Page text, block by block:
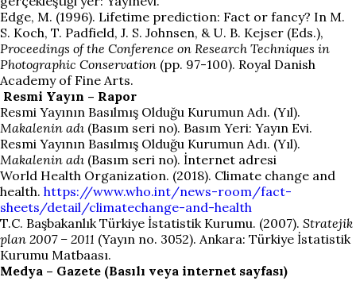
Edge, M. (1996). Lifetime prediction: Fact or fancy? In M.
S. Koch, T. Padfield, J. S. Johnsen, & U. B. Kejser (Eds.),
Proceedings of the Conference on Research Techniques in
Photographic Conservation (pp. 97-100). Royal Danish
Academy of Fine Arts.
Resmi Yayın – Rapor
Resmi Yayının Basılmış Olduğu Kurumun Adı. (Yıl).
Makalenin adı (Basım seri no). Basım Yeri: Yayın Evi.
Resmi Yayının Basılmış Olduğu Kurumun Adı. (Yıl).
Makalenin adı (Basım seri no). İnternet adresi
World Health Organization. (2018). Climate change and
health. https://www.who.int/news-room/fact-
sheets/detail/climatechange-and-health
T.C. Başbakanlık Türkiye İstatistik Kurumu. (2007). Stratejik
plan 2007 – 2011 (Yayın no. 3052). Ankara: Türkiye İstatistik
Kurumu Matbaası.
Medya – Gazete (Basılı veya internet sayfası)